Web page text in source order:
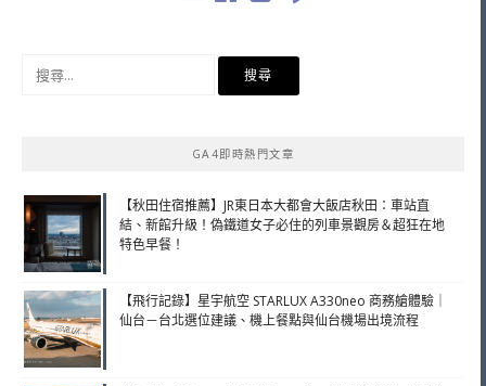
GA4即時熱門文章
【秋田住宿推薦】JR東日本大都會大飯店秋田：車站直
結、新館升級！偽鐵道女子必住的列車景觀房＆超狂在地
特色早餐！
【飛行記錄】星宇航空 STARLUX A330neo 商務艙體驗｜
仙台－台北選位建議、機上餐點與仙台機場出境流程